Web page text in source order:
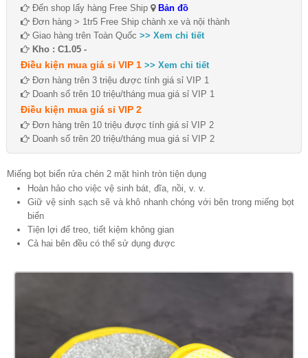
Đến shop lấy hàng Free Ship
Bản đồ
Đơn hàng > 1tr5 Free Ship chành xe và nội thành
Giao hàng trên Toàn Quốc >> Xem chi tiết
Kho : C1.05 -
Điều kiện mua giá sỉ VIP 1 >> Xem chi tiết
Đơn hàng trên 3 triệu được tính giá sỉ VIP 1
Doanh số trên 10 triệu/tháng mua giá sỉ VIP 1
Điều kiện mua giá sỉ VIP 2
Đơn hàng trên 10 triệu được tính giá sỉ VIP 2
Doanh số trên 20 triệu/tháng mua giá sỉ VIP 2
Miếng bọt biển rửa chén 2 mặt hình tròn tiện dụng
Hoàn hảo cho việc vệ sinh bát, đĩa, nồi, v. v.
Giữ vệ sinh sạch sẽ và khô nhanh chóng với bên trong miếng bọt
biển
Tiện lợi để treo, tiết kiệm không gian
Cả hai bên đều có thể sử dụng được